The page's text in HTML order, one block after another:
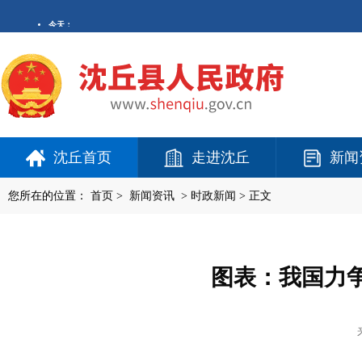
沈丘首页 走进沈丘 新
您所在的位置： 首页 > 新闻资讯 > 时政新闻 > 正文
图表：我国力